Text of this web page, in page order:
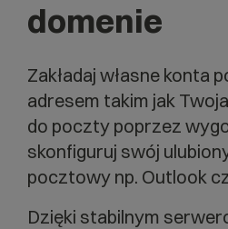
domenie
Zakładaj własne konta
adresem takim jak
do poczty poprzez
skonfiguruj swój
pocztowy np. Outlook
Dzięki stabilnym